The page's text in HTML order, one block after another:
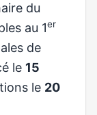
du
au 1er
de
le 15
le 20